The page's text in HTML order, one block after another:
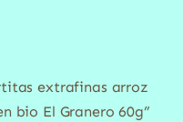
extrafinas arroz
bio El Granero 60g”